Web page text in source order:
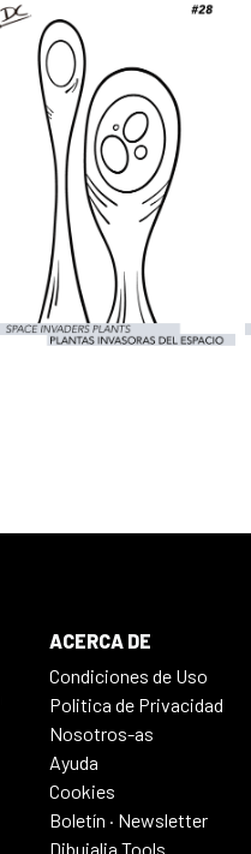
ACERCA DE
Condiciones de Uso
Politica de Privacidad
Nosotros-as
Ayuda
Cookies
Boletín · Newsletter
Dibujalia Tools